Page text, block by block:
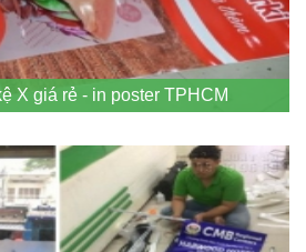
X giá rẻ - in poster TPHCM